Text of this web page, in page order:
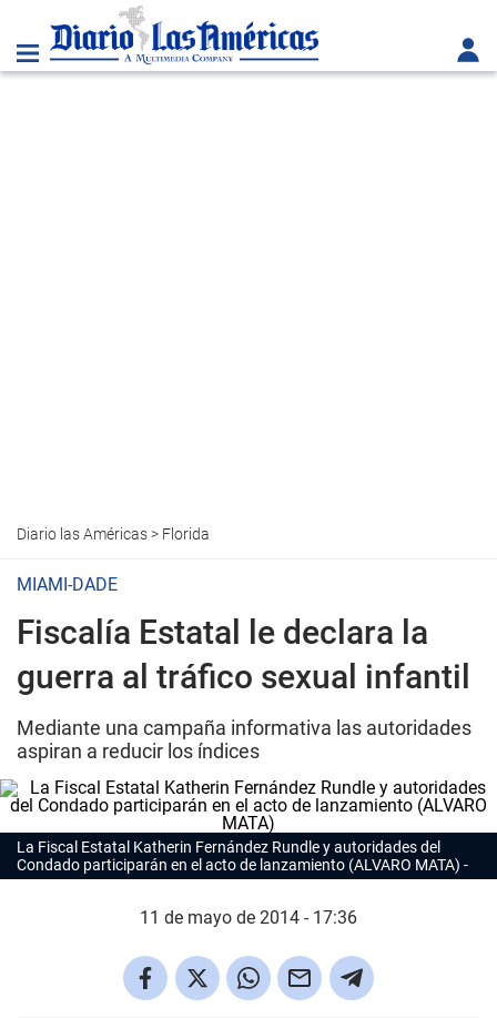
Diario las Américas> Florida
MIAMI-DADE
Fiscalía Estatal le declara la
guerra al tráfico sexual infantil
Mediante una campaña informativa las autoridades
aspiran a reducir los índices
La Fiscal Estatal Katherin Fernández Rundle y autoridades del
Condado participarán en el acto de lanzamiento (ALVARO MATA)
11 de mayo de 2014 - 17:36